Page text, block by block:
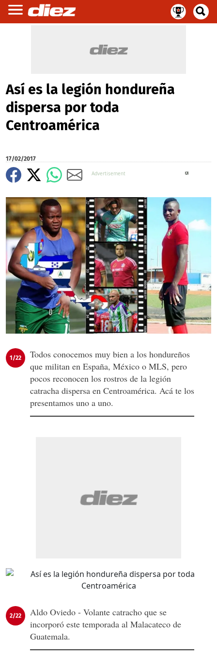
Así es la legión hondureña
dispersa por toda
Centroamérica
17/02/2017
1/22
Todos conocemos muy bien a los hondureños
que militan en España, México o MLS, pero
pocos reconocen los rostros de la legión
catracha dispersa en Centroamérica. Acá te los
presentamos uno a uno.
2/22
Aldo Oviedo - Volante catracho que se
incorporó este temporada al Malacateco de
Guatemala.
X